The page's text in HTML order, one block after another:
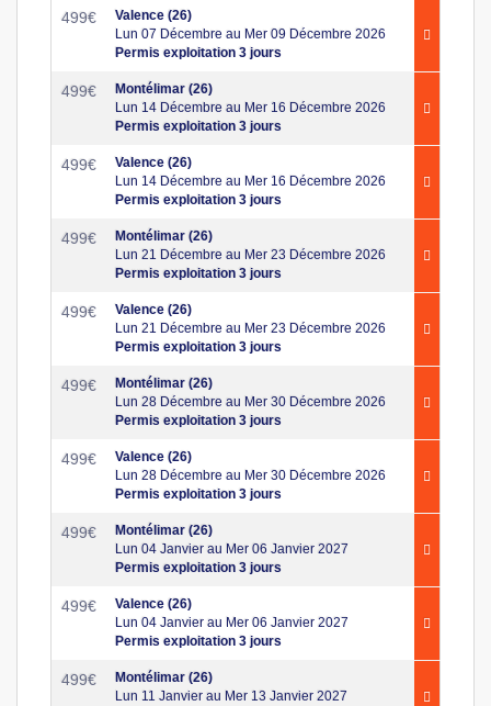
499€
Valence (26)
Lun 07 Décembre au Mer 09 Décembre 2026
Permis exploitation 3 jours
499€
Montélimar (26)
Lun 14 Décembre au Mer 16 Décembre 2026
Permis exploitation 3 jours
499€
Valence (26)
Lun 14 Décembre au Mer 16 Décembre 2026
Permis exploitation 3 jours
499€
Montélimar (26)
Lun 21 Décembre au Mer 23 Décembre 2026
Permis exploitation 3 jours
499€
Valence (26)
Lun 21 Décembre au Mer 23 Décembre 2026
Permis exploitation 3 jours
499€
Montélimar (26)
Lun 28 Décembre au Mer 30 Décembre 2026
Permis exploitation 3 jours
499€
Valence (26)
Lun 28 Décembre au Mer 30 Décembre 2026
Permis exploitation 3 jours
499€
Montélimar (26)
Lun 04 Janvier au Mer 06 Janvier 2027
Permis exploitation 3 jours
499€
Valence (26)
Lun 04 Janvier au Mer 06 Janvier 2027
Permis exploitation 3 jours
499€
Montélimar (26)
Lun 11 Janvier au Mer 13 Janvier 2027